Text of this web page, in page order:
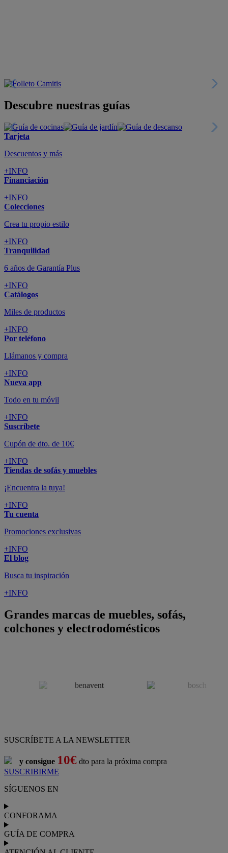
Descubre nuestras guías
Tarjeta
Descuentos y más
+INFO
Financiación
+INFO
Colecciones
Crea tu propio estilo
+INFO
Tranquilidad
6 años de Garantía Plus
+INFO
Catálogos
Miles de productos
+INFO
Por teléfono
Llámanos y compra
+INFO
Nueva app
Todo en tu móvil
+INFO
Suscríbete
Cupón de dto. de 10€
+INFO
Tiendas de sofás y muebles
¡Encuentra la tuya!
+INFO
Tu cuenta
Promociones exclusivas
+INFO
El blog
Busca tu inspiración
+INFO
Grandes marcas de muebles, sofás,
colchones y electrodomésticos
SUSCRÍBETE A LA NEWSLETTER
y consigue 10€ dto para la próxima compra
SUSCRIBIRME
SÍGUENOS EN
CONFORAMA
GUÍA DE COMPRA